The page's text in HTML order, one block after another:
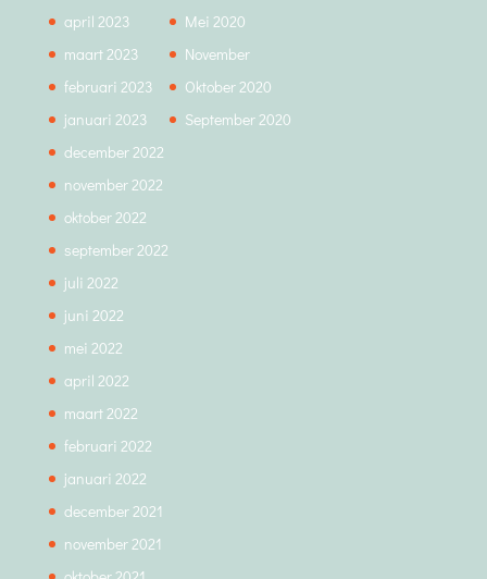
april 2023
maart 2023
februari 2023
januari 2023
december 2022
november 2022
oktober 2022
september 2022
juli 2022
juni 2022
mei 2022
april 2022
maart 2022
februari 2022
januari 2022
december 2021
november 2021
Mei 2020
November
Oktober 2020
September 2020